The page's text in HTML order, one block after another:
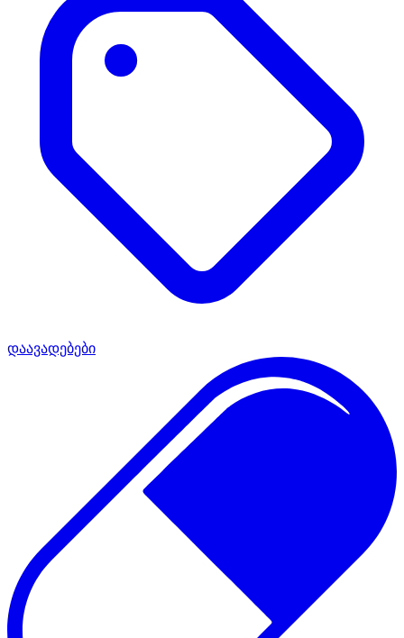
დაავადებები